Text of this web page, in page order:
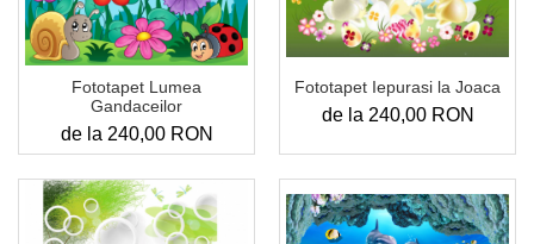
Fototapet Lumea
Gandaceilor
de la 240,00 RON
Fototapet Iepurasi la Joaca
de la 240,00 RON